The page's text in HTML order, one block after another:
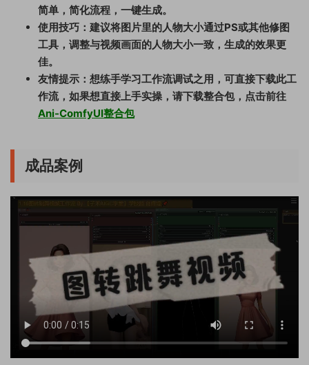
简单，简化流程，一键生成。
使用技巧：建议将图片里的人物大小通过PS或其他修图
工具，调整与视频画面的人物大小一致，生成的效果更
佳。
友情提示：想练手学习工作流调试之用，可直接下载此工
作流，如果想直接上手实操，请下载整合包，点击前往
Ani-ComfyUI整合包
成品案例